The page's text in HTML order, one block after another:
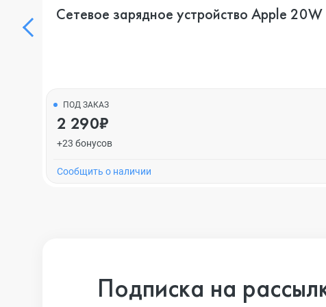
Сетевое зарядное устройство Apple
ПОД ЗАКАЗ
2 290₽
+23 бонусов
Cообщить о наличии
Подписка на